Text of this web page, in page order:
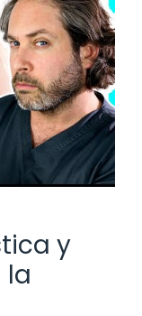
y
la